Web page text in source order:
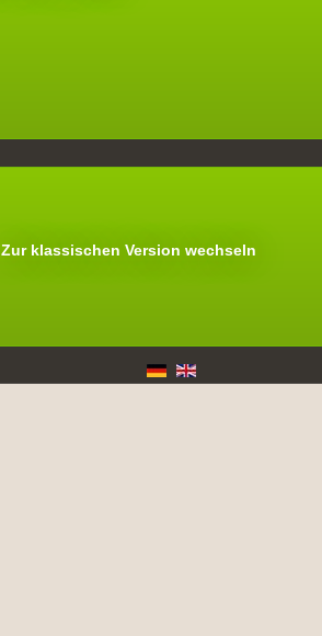
Zur klassischen Version wechseln